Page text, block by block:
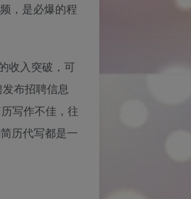
，是必爆的程
收入突破，可
布招聘信息
写作不佳，往
历代写都是一